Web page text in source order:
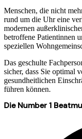
Menschen, die nicht
rund um die Uhr eine
modernen
betroffene Patientinnen
speziellen
Das geschulte
sicher, dass Sie optimal
gesundheitlichen
führen können.
Die Number 1